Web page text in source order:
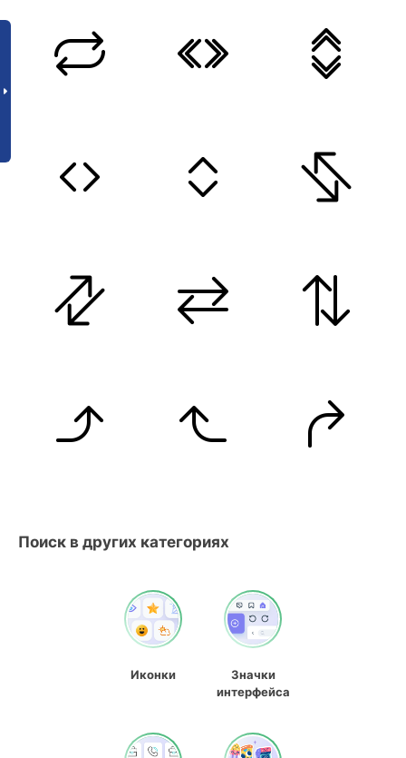
Поиск в других категориях
Иконки
Значки
интерфейса